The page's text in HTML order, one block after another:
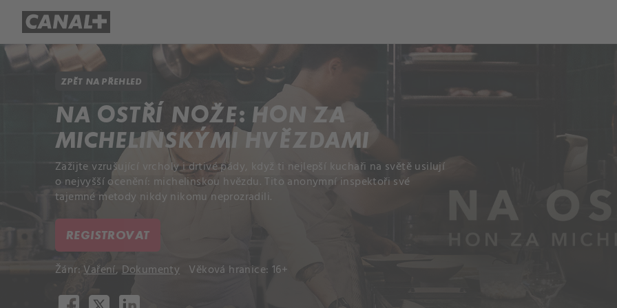
ZPĚT NA PŘEHLED
NA OSTŘÍ NOŽE: HON ZA
MICHELINSKÝMI HVĚZDAMI
Zažijte vzrušující vrcholy i drtivé pády, když ti nejlepší kuchaři na světě usilují
o nejvyšší ocenění: michelinskou hvězdu. Tito anonymní inspektoři své
tajemné metody nikdy nikomu neprozradili.
REGISTROVAT
Žánr:Vaření, Dokumenty Věková hranice: 16+